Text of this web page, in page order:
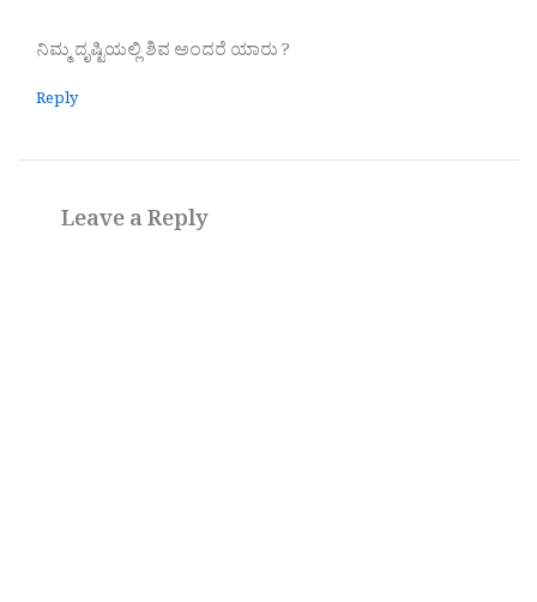
ನಿಮ್ಮ ದೃಷ್ಟಿಯಲ್ಲಿ ಶಿವ ಅಂದರೆ ಯಾರು ?
Reply
Leave a Reply